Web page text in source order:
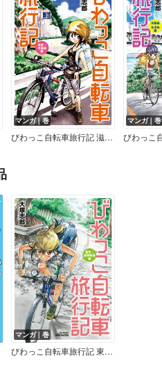
マンガ｜巻
びわっこ自転車旅行記 滋賀→北海道編
マンガ｜巻
マンガ｜巻
びわっこ自転車旅行記 東京→滋賀帰還編